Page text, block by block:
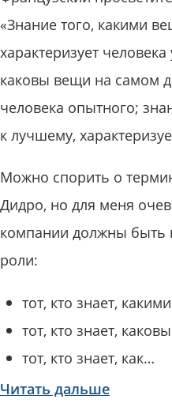
«Знание того, какими
характеризует
каковы вещи на самом
человека опытного;
к лучшему,
Можно спорить о
Дидро, но для меня
компании должны быть
роли:
тот, кто знает,
тот, кто знает,
тот, кто знает, как…
Читать дальше